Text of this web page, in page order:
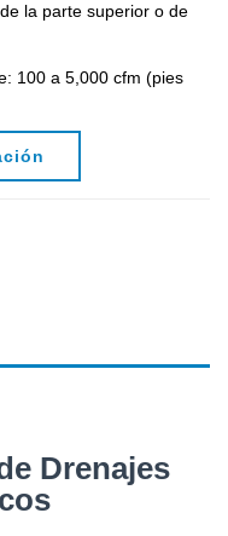
la parte superior o de
100 a 5,000 cfm (pies
Drenajes